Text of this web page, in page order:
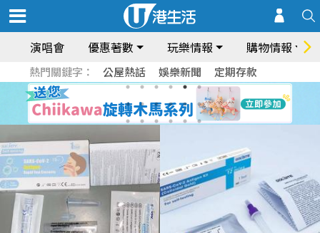
演唱會 優惠著數 玩樂情報 購物情報
熱門關鍵字： 公屋熱話 娛樂新聞 定期存款